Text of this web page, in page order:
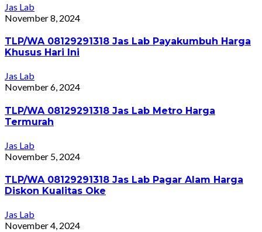
Jas Lab
November 8, 2024
TLP/WA 08129291318 Jas Lab Payakumbuh Harga
Khusus Hari Ini
Jas Lab
November 6, 2024
TLP/WA 08129291318 Jas Lab Metro Harga
Termurah
Jas Lab
November 5, 2024
TLP/WA 08129291318 Jas Lab Pagar Alam Harga
Diskon Kualitas Oke
Jas Lab
November 4, 2024